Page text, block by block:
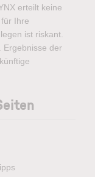
erteilt keine
Ihre
ist riskant.
Ergebnisse der